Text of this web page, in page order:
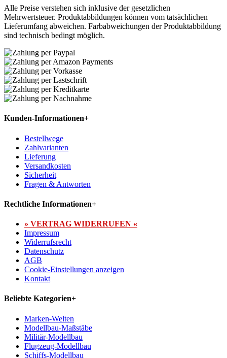
Alle Preise verstehen sich inklusive der gesetzlichen
Mehrwertsteuer. Produktabbildungen können vom tatsächlichen
Lieferumfang abweichen. Farbabweichungen der Produktabbildung
sind technisch bedingt möglich.
Kunden-Informationen+
Bestellwege
Zahlvarianten
Lieferung
Versandkosten
Sicherheit
Fragen & Antworten
Rechtliche Informationen+
» VERTRAG WIDERRUFEN «
Impressum
Widerrufsrecht
Datenschutz
AGB
Cookie-Einstellungen anzeigen
Kontakt
Beliebte Kategorien+
Marken-Welten
Modellbau-Maßstäbe
Militär-Modellbau
Flugzeug-Modellbau
Schiffs-Modellbau